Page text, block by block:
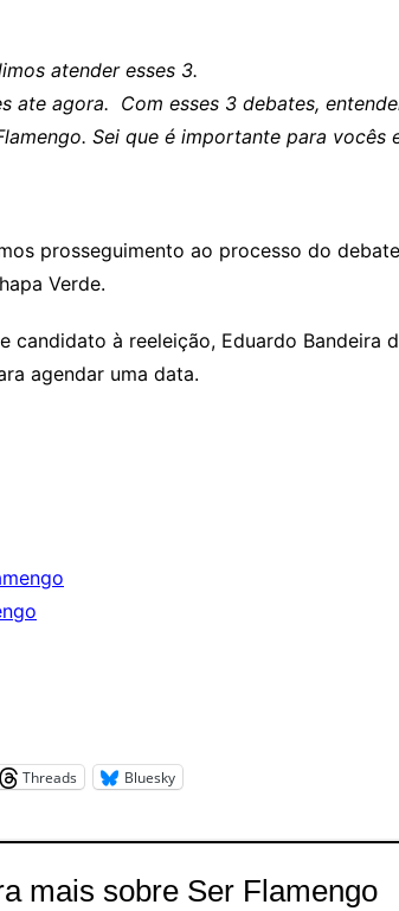
atender esses 3.
ate agora. Com esses 3 debates,
Sei que é importante para vocês
prosseguimento ao processo do
Verde.
à reeleição, Eduardo Bandeira
agendar uma data.
Threads Bluesky
mais sobre Ser Flamengo